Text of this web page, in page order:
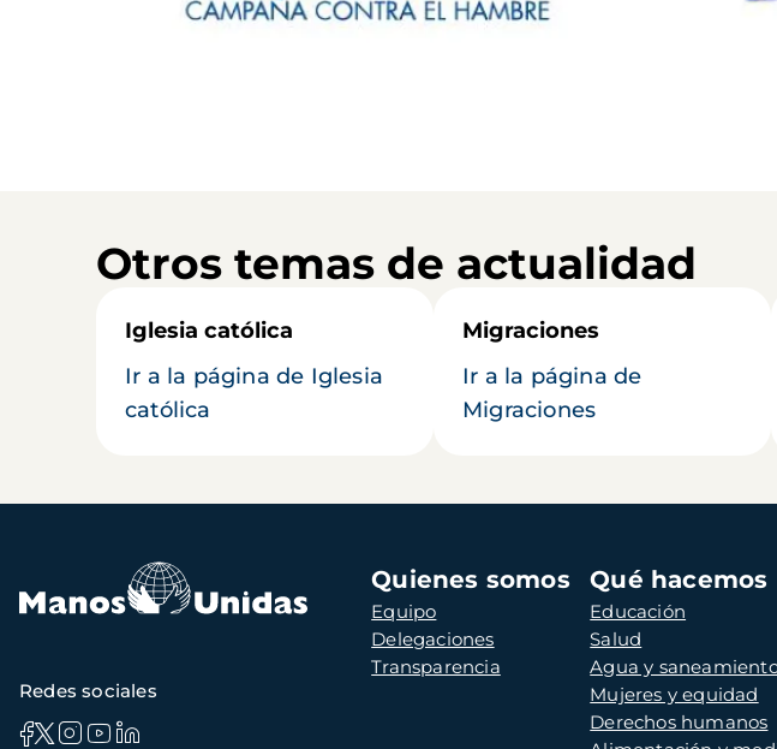
Otros temas de actualidad
Iglesia católica
Ir a la página de Iglesia
católica
Migraciones
Ir a la página de
Migraciones
Navegación
principal
Quienes somos
Equipo
Delegaciones
Transparencia
Qué hacemos
Educación
Salud
Agua y
Mujeres y equidad
Derechos humanos
Redes sociales